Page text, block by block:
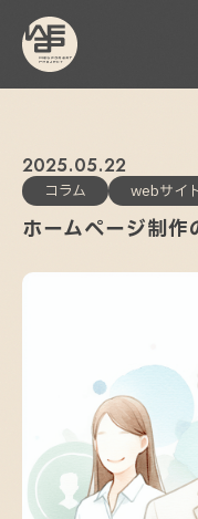
ホームページ制
2025 05 22
コラム webサイ